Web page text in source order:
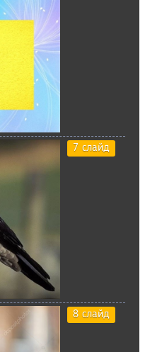
7 слайд
8 слайд